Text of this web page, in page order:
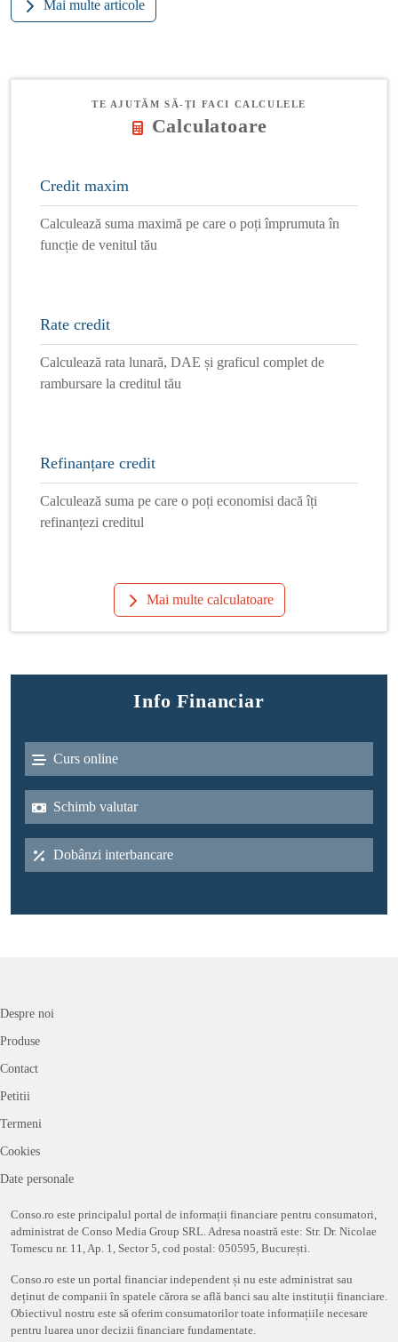
Mai multe articole
TE AJUTĂM SĂ-ȚI FACI CALCULELE
Calculatoare
Credit maxim
Calculează suma maximă pe care o poți împrumuta în
funcție de venitul tău
Rate credit
Calculează rata lunară, DAE și graficul complet de
rambursare la creditul tău
Refinanțare credit
Calculează suma pe care o poți economisi dacă îți
refinanțezi creditul
Mai multe calculatoare
Info Financiar
Curs online
Schimb valutar
Dobânzi interbancare
Despre noi
Produse
Contact
Petitii
Termeni
Cookies
Date personale
Conso.ro este principalul portal de informații financiare pentru consumatori,
administrat de Conso Media Group SRL. Adresa noastră este: Str. Dr. Nicolae
Tomescu nr. 11, Ap. 1, Sector 5, cod postal: 050595, București.
Conso.ro este un portal financiar independent și nu este administrat sau
deținut de companii în spatele cărora se află banci sau alte instituții financiare.
Obiectivul nostru este să oferim consumatorilor toate informațiile necesare
pentru luarea unor decizii financiare fundamentate.